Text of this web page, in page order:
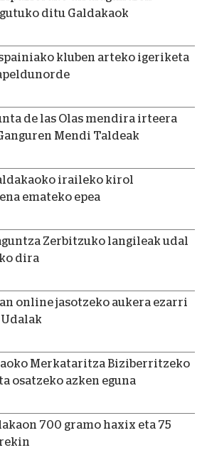
ditu Galdakaok
kluben arteko igeriketa
de las Olas mendira irteera
Mendi Taldeak
iraileko kirol
emateko epea
Zerbitzuko langileak udal
dira
online jasotzeko aukera ezarri
Merkataritza Biziberritzeko
osatzeko azken eguna
700 gramo haxix eta 75